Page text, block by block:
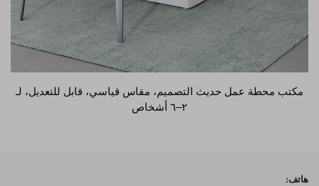
مكتب محطة عمل حديث التصميم، مقاس قياسي، قابل للتعديل، لـ
٢–٦ أشخاص
هاتف: